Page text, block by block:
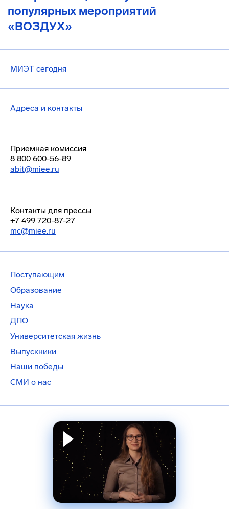
популярных мероприятий
«ВОЗДУХ»
МИЭТ сегодня
Адреса и контакты
Приемная комиссия
8 800 600-56-89
abit@miee.ru
Контакты для прессы
+7 499 720-87-27
mc@miee.ru
Поступающим
Образование
Наука
ДПО
Университетская жизнь
Выпускники
Наши победы
СМИ о нас